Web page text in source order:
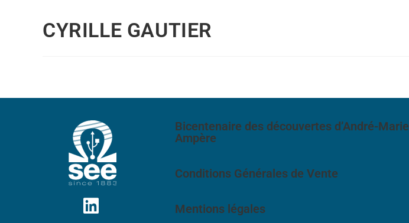
CYRILLE GAUTIER
Bicentenaire des découvertes d’André-Marie
Ampère
Conditions Générales de Vente
Mentions légales